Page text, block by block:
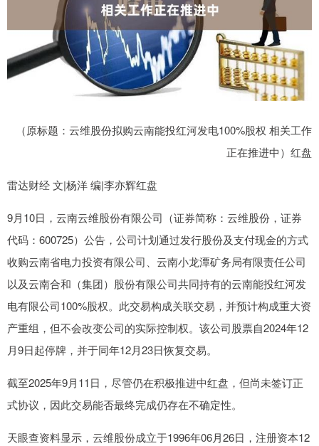
（原标题：云维股份拟购云南能投红河发电100%股权 相关工作
正在推进中）红盘
雷达财经 文|杨洋 编|李亦辉红盘
9月10日，云南云维股份有限公司（证券简称：云维股份，证券
代码：600725）公告，公司计划通过发行股份及支付现金的方式
收购云南省电力投资有限公司、云南小龙潭矿务局有限责任公司
以及云南合和（集团）股份有限公司共同持有的云南能投红河发
电有限公司100%股权。此交易构成关联交易，并预计构成重大资
产重组，但不会改变公司的实际控制权。该公司股票自2024年12
月9日起停牌，并于同年12月23日恢复交易。
截至2025年9月11日，尽管仍在积极推进中红盘，但尚未签订正
式协议，因此交易能否最终完成仍存在不确定性。
天眼查资料显示，云维股份成立于1996年06月26日，注册资本12